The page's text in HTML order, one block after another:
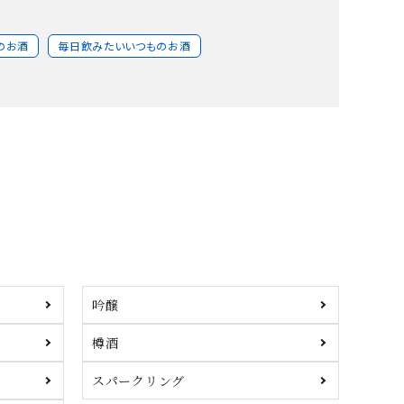
お酒 毎日飲みたいいつものお酒
吟醸
樽酒
スパークリング